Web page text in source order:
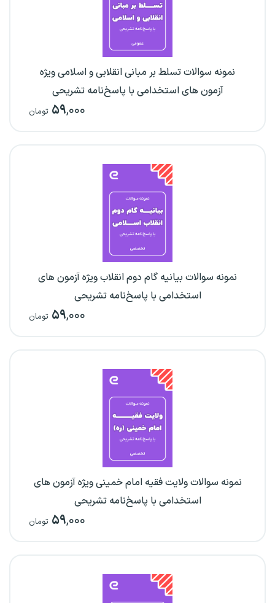
نمونه سوالات تسلط بر مبانی انقلابی و اسلامی ویژه
آزمون‌ های استخدامی با پاسخ‌نامه تشریحی
۵۹,۰۰۰ تومان
نمونه سوالات بیانیه گام دوم انقلاب ویژه آزمون های
استخدامی با پاسخ‌نامه تشریحی
۵۹,۰۰۰ تومان
نمونه سوالات ولایت فقیه امام خمینی ویژه آزمون های
استخدامی با پاسخ‌نامه تشریحی
۵۹,۰۰۰ تومان